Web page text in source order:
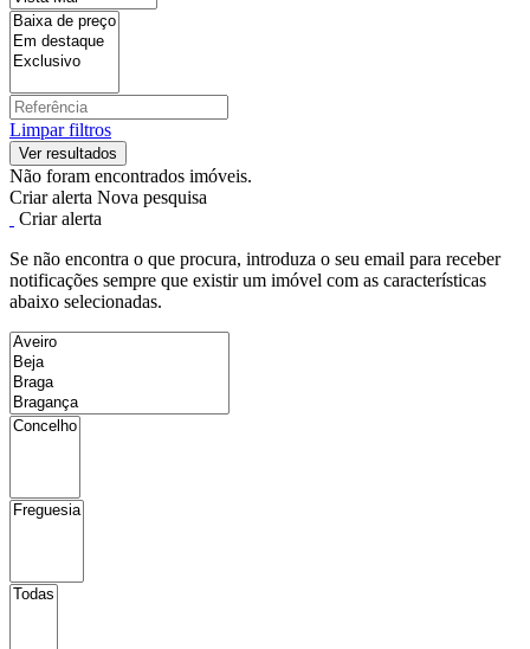
Limpar filtros
Não foram encontrados imóveis.
Criar alerta Nova pesquisa
Criar alerta
Se não encontra o que procura, introduza o seu email para receber
notificações sempre que existir um imóvel com as características
abaixo selecionadas.